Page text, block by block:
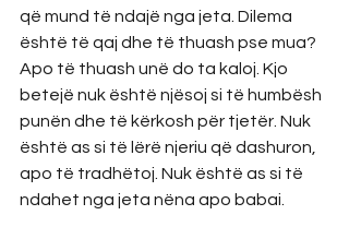
që mund të ndajë nga jeta. Dilema
është të qaj dhe të thuash pse mua?
Apo të thuash unë do ta kaloj. Kjo
betejë nuk është njësoj si të humbësh
punën dhe të kërkosh për tjetër. Nuk
është as si të lërë njeriu që dashuron,
apo të tradhëtoj. Nuk është as si të
ndahet nga jeta nëna apo babai.